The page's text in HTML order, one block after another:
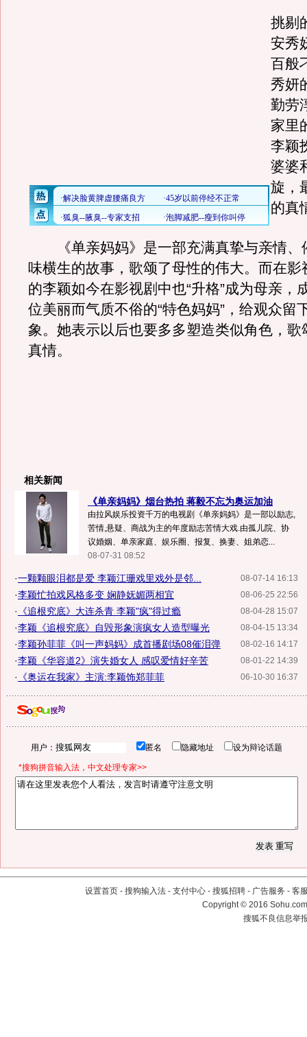
挑剔
安秀
百般
秀妍
勤劳
家里
李颖
婆婆
旋，
的真
《单亲妈妈》是一部充满真挚与亲情、
味横生的故事，歌颂了母性的伟大。而在影
的李颖如今在影视剧中也“升格”成为母亲，
位美丽而气质不俗的“特色妈妈”，给观众留
象。她表示以后也要多多塑造类似角色，歌
真情。
相关新闻
《单亲妈妈》烟台热拍 蒋毅不忘为奥运加油
由拉风娱乐投资千万的电视剧《单亲妈妈》是一部以励志,
苦情,悬疑、商战为主的年度励志苦情大戏.由孤儿院、协
议婚姻、单亲家庭、娱乐圈、报复、换妻、姐弟恋...
08-07-31 08:52
08-07-14 16:13
·一颗颗眼泪都是爱 李颖江珊戏里戏外是邻...
08-06-25 22:56
·李颖忙拍戏风格多变 娴静妩媚两相宜
08-04-28 15:07
· 《追根究底》大连杀青 李颖"疯"得过瘾
08-04-15 13:34
·李颖《追根究底》自毁形象演疯女人造型曝光
08-02-16 14:17
·李颖孙菲菲《叫一声妈妈》成首播剧场08催泪弹
08-01-22 14:39
·李颖《华容道2》演失婚女人 感叹爱情好辛苦
06-10-30 16:37
· 《奥运在我家》主演:李颖饰郑菲菲
用户： 匿名 隐藏地址 设为辩论话题
*搜狗拼音输入法，中文处理专家>>
设置首页 - 搜狗输入法 - 支付中心 - 搜狐招聘 - 广告服务 - 客
Copyright©2016
搜狐不良信息举